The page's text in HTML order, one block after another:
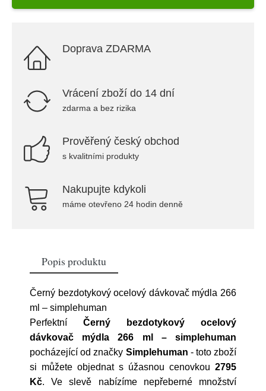
Doprava ZDARMA
Vrácení zboží do 14 dní
zdarma a bez rizika
Prověřený český obchod
s kvalitními produkty
Nakupujte kdykoli
máme otevřeno 24 hodin denně
Popis produktu
Černý bezdotykový ocelový dávkovač mýdla 266
ml – simplehuman
Perfektní Černý bezdotykový ocelový
dávkovač mýdla 266 ml – simplehuman
pocházející od značky Simplehuman - toto zboží
si můžete objednat s úžasnou cenovkou 2795
Kč. Ve slevě nabízíme nepřeberné množství